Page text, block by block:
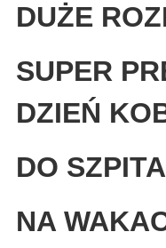
DUŻE
SUPER
DZIEŃ
DO
NA